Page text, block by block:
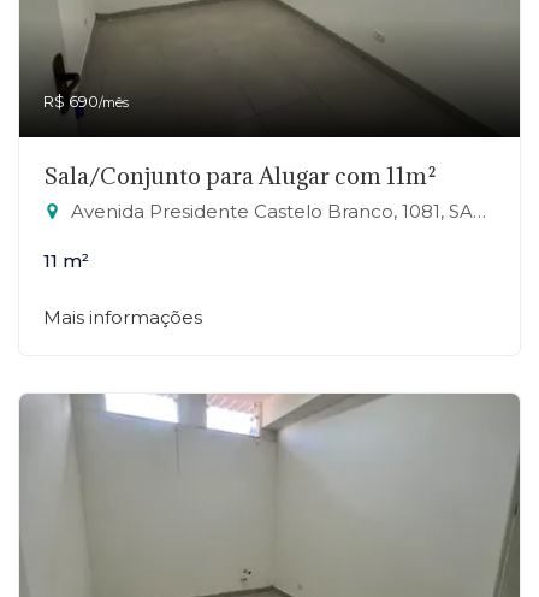
R$ 690/mês
Sala/Conjunto para Alugar com 11m²
Avenida Presidente Castelo Branco, 1081, SALA 23 - Jardim Zaira, Mauá-SP
11 m²
Mais informações